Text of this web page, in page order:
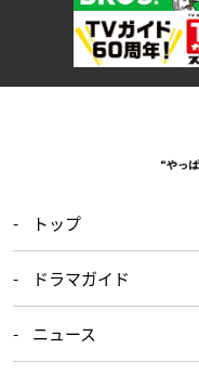
トップ
ドラマガイド
ニュース